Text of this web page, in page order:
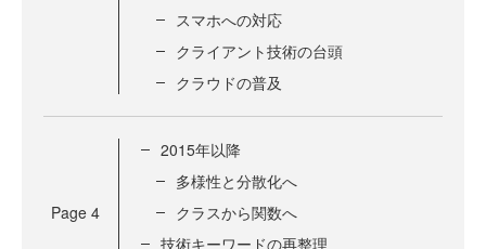
スマホへの対応
クライアント技術の台頭
クラウドの普及
Page 4
2015年以降
多様性と分散化へ
クラスから関数へ
技術キーワードの再整理